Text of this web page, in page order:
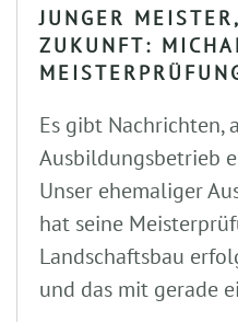
JUNGER
ZUKUNFT:
Es gibt Nachrichten,
Ausbildungsbetrieb
Unser ehemaliger
hat seine
Landschaftsbau
und das mit gerade